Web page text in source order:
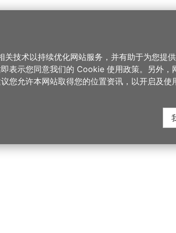
技术以持续优化网站服务，并有助于为您提
表示您同意我们的 Cookie 使用政策。另外，
您允许本网站取得您的位置资讯，以开启及使